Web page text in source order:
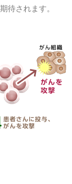
待されます。